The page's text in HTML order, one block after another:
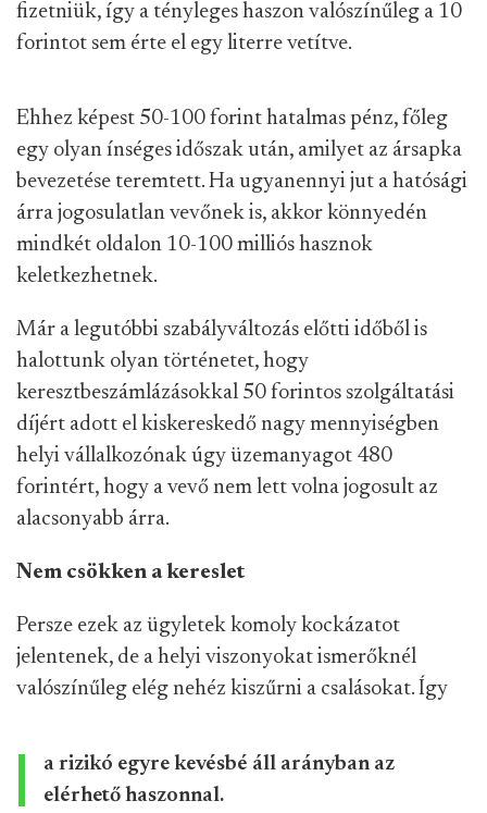
fizetniük, így a tényleges haszon valószínűleg a 10
forintot sem érte el egy literre vetítve.
Ehhez képest 50-100 forint hatalmas pénz, főleg
egy olyan ínséges időszak után, amilyet az ársapka
bevezetése teremtett. Ha ugyanennyi jut a hatósági
árra jogosulatlan vevőnek is, akkor könnyedén
mindkét oldalon 10-100 milliós hasznok
keletkezhetnek.
Már a legutóbbi szabályváltozás előtti időből is
halottunk olyan történetet, hogy
keresztbeszámlázásokkal 50 forintos szolgáltatási
díjért adott el kiskereskedő nagy mennyiségben
helyi vállalkozónak úgy üzemanyagot 480
forintért, hogy a vevő nem lett volna jogosult az
alacsonyabb árra.
Nem csökken a kereslet
Persze ezek az ügyletek komoly kockázatot
jelentenek, de a helyi viszonyokat ismerőknél
valószínűleg elég nehéz kiszűrni a csalásokat. Így
a rizikó egyre kevésbé áll arányban az
elérhető haszonnal.